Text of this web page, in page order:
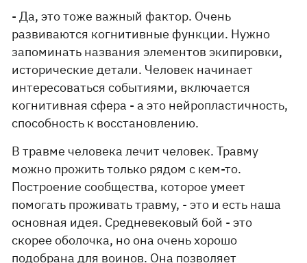
- Да, это тоже важный фактор. Очень
развиваются когнитивные функции. Нужно
запоминать названия элементов экипировки,
исторические детали. Человек начинает
интересоваться событиями, включается
когнитивная сфера - а это нейропластичность,
способность к восстановлению.
В травме человека лечит человек. Травму
можно прожить только рядом с кем-то.
Построение сообщества, которое умеет
помогать проживать травму, - это и есть наша
основная идея. Средневековый бой - это
скорее оболочка, но она очень хорошо
подобрана для воинов. Она позволяет